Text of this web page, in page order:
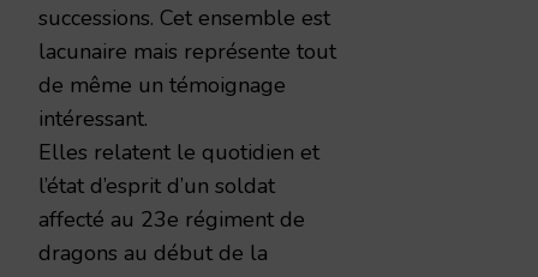
successions. Cet ensemble est
lacunaire mais représente tout
de même un témoignage
intéressant.
Elles relatent le quotidien et
l’état d’esprit d’un soldat
affecté au 23e régiment de
dragons au début de la